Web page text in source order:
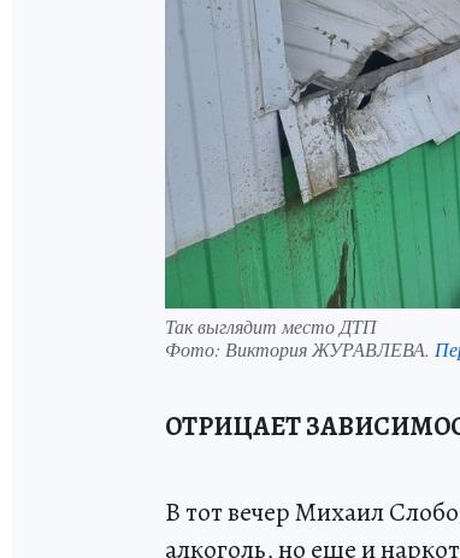
Так выглядит место ДТП
Фото: Виктория ЖУРАВЛЕВА.
ОТРИЦАЕТ
В тот вечер Михаил
алкоголь, но еще и